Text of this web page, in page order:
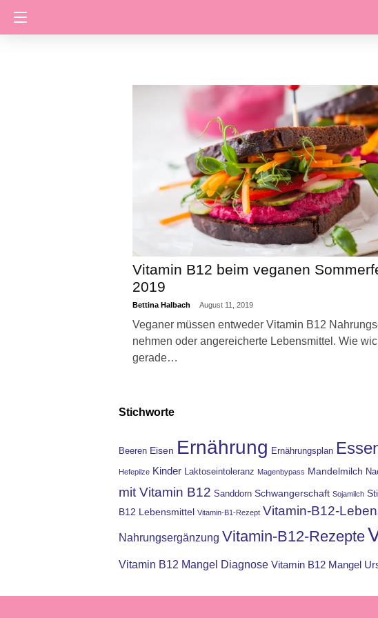
Vitamin B12 beim veganen
2019
Bettina Halbach August 11, 2019
Veganer müssen entweder Vitamin B12
nehmen oder angereicherte Lebensmittel. Wie
gerade…
Stichworte
Beeren Eisen Ernährung Ernährungsplan
Hefepilze Kinder Laktoseintoleranz Magenbypass Mandelmilch
mit Vitamin B12 Sanddorn Schwangerschaft Sojamilch
B12 Lebensmittel Vitamin-B1-Rezept Vitamin-B12-
Nahrungsergänzung Vitamin-B12-Rezepte
Vitamin B12 Mangel Diagnose Vitamin B12 Mangel